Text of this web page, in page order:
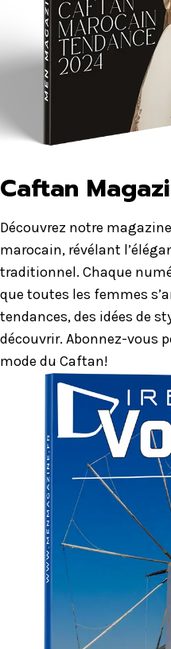
Caftan
Découvrez notre
marocain, révélant
traditionnel. Chaque
que toutes les femmes
tendances, des idées de
découvrir. Abonnez-vous
mode du Caftan!